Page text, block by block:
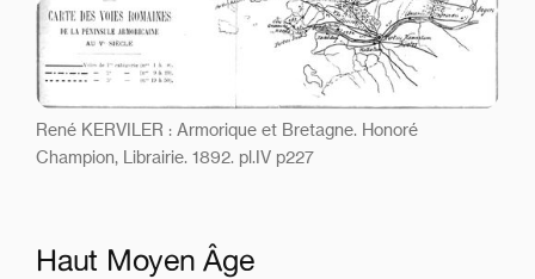
René KERVILER : Armorique et Bretagne. Honoré
Champion, Librairie. 1892. pl.IV p227
Haut Moyen Âge